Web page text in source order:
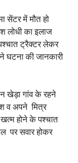
सेंटर में मौत हो
लोधी का इलाज
ट्रैक्टर लेकर
घटना की जानकारी
खेड़ा गांव के रहने
व अपने मित्र
होने के पश्चात
पर सवार होकर